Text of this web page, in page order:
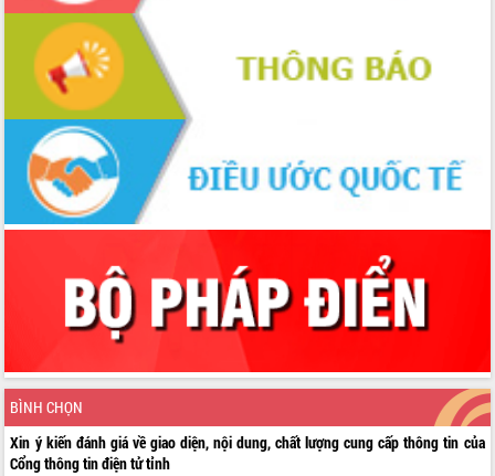
BÌNH CHỌN
Xin ý kiến đánh giá về giao diện, nội dung, chất lượng cung cấp thông tin của
Cổng thông tin điện tử tỉnh